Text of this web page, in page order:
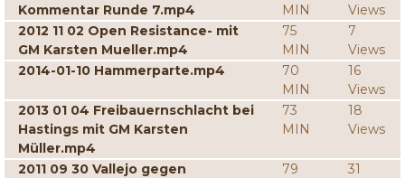
Kommentar Runde 7.mp4
MIN
Views
2012 11 02 Open Resistance- mit
GM Karsten Mueller.mp4
75
MIN
7
Views
2014-01-10 Hammerparte.mp4
70
MIN
16
Views
2013 01 04 Freibauernschlacht bei
Hastings mit GM Karsten
Müller.mp4
73
MIN
18
Views
2011 09 30 Vallejo gegen
79
31